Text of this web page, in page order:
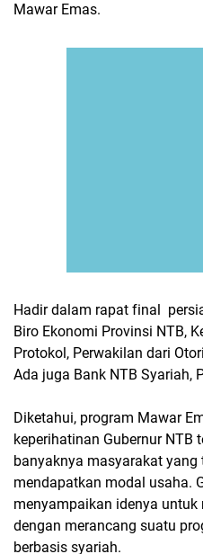
Mawar Emas.
Hadir dalam rapat final
Biro Ekonomi Provinsi NTB,
Protokol, Perwakilan dari
Ada juga Bank NTB Syariah,
Diketahui, program Mawar
keperihatinan Gubernur NTB
banyaknya masyarakat yang
mendapatkan modal usaha.
menyampaikan idenya
dengan merancang suatu
berbasis syariah.